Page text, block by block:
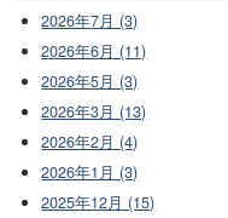
2026年7月 (3)
2026年6月 (11)
2026年5月 (3)
2026年3月 (13)
2026年2月 (4)
2026年1月 (3)
2025年12月 (15)